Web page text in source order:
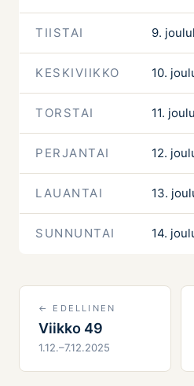
TIISTAI 9.
KESKIVIIKKO 10.
TORSTAI 11.
PERJANTAI 12.
LAUANTAI 13.
SUNNUNTAI 14.
← EDELLINEN
Viikko 49
1.12.–7.12.2025